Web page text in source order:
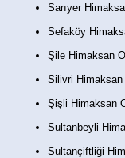
Sarıyer
Sefaköy
Şile Himaksan
Silivri
Şişli Himaksan
Sultanbeyli
Sultançiftliği